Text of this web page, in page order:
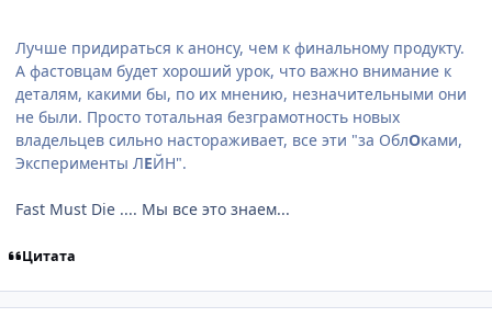
Лучше придираться к анонсу, чем к финальному продукту.
А фастовцам будет хороший урок, что важно внимание к
деталям, какими бы, по их мнению, незначительными они
не были. Просто тотальная безграмотность новых
владельцев сильно настораживает, все эти "за ОблОками,
Эксперименты ЛЕЙН".
Fast Must Die .... Мы все это знаем...
Цитата